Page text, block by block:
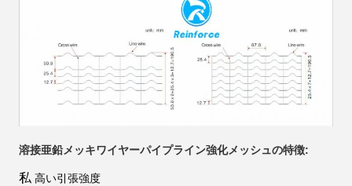
溶接亜鉛メッキワイヤーパイプライン強化メッシュの特徴:
私 高い引張強度